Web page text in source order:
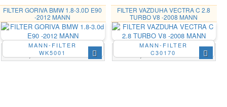
FILTER GORIVA BMW 1.8-3.0D E90
-2012 MANN
MANN-FILTER
WK5001
5 183,00 dinsa PDV-om
FILTER VAZDUHA VECTRA C 2.8
TURBO V8 -2008 MANN
MANN-FILTER
C30170
2 320,00 dinsa PDV-om